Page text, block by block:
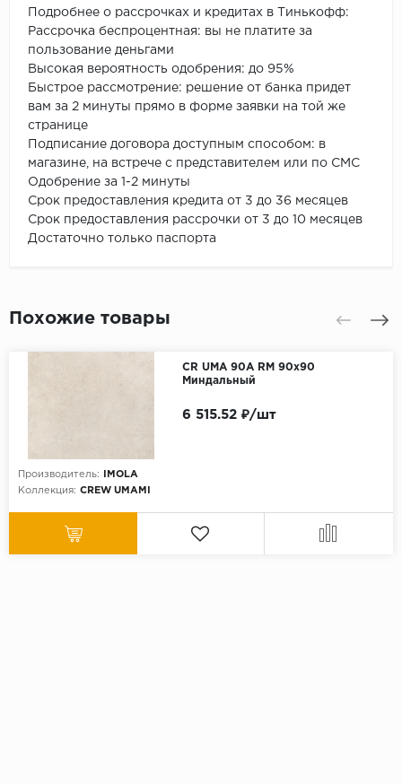
Подробнее о рассрочках и кредитах в Тинькофф:
Рассрочка беспроцентная: вы не платите за
пользование деньгами
Высокая вероятность одобрения: до 95%
Быстрое рассмотрение: решение от банка придет
вам за 2 минуты прямо в форме заявки на той же
странице
Подписание договора доступным способом: в
магазине, на встрече с представителем или по СМС
Одобрение за 1-2 минуты
Срок предоставления кредита от 3 до 36 месяцев
Срок предоставления рассрочки от 3 до 10 месяцев
Достаточно только паспорта
Похожие товары
CR UMA 90A RM 90x90
Миндальный
Производитель:
IMOLA
Коллекция: CREW UMAMI
6 515.52 ₽/шт